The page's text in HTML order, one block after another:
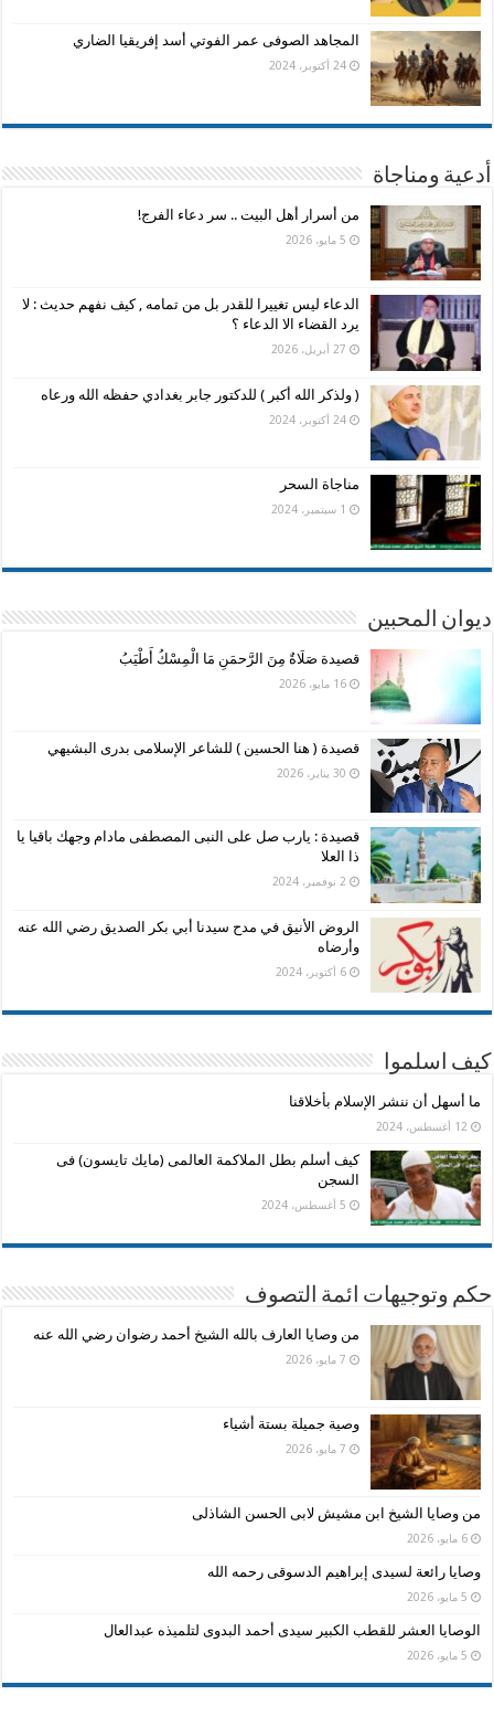
المجاهد الصوفى عمر الفوتي أسد إفريقيا الضاري
24 أكتوبر، 2024
أدعية ومناجاة
من أسرار أهل البيت .. سر دعاء الفرج!
5 مايو، 2026
الدعاء ليس تغييرا للقدر بل من تمامه , كيف نفهم حديث : لا
يرد القضاء الا الدعاء ؟
27 أبريل، 2026
( ولذكر الله أكبر ) للدكتور جابر بغدادي حفظه الله ورعاه
24 أكتوبر، 2024
مناجاة السحر
1 سبتمبر، 2024
ديوان المحبين
قصيدة صَلَاةٌ مِنَ الرَّحمَنِ مَا الْمِسْكُ أَطْيَبُ
16 مايو، 2026
قصيدة ( هنا الحسين ) للشاعر الإسلامى بدرى البشيهي
30 يناير، 2026
قصيدة : يارب صل على النبى المصطفى مادام وجهك باقيا يا
ذا العلا
2 نوفمبر، 2024
الروض الأنيق في مدح سيدنا أبي بكر الصديق رضي الله عنه
وأرضاه
6 أكتوبر، 2024
كيف اسلموا
ما أسهل أن ننشر الإسلام بأخلاقنا
12 أغسطس، 2024
كيف أسلم بطل الملاكمة العالمى (مايك تايسون) فى
السجن
5 أغسطس، 2024
حكم وتوجيهات ائمة التصوف
من وصايا العارف بالله الشيخ أحمد رضوان رضي الله عنه
7 مايو، 2026
وصية جميلة بستة أشياء
7 مايو، 2026
من وصايا الشيخ ابن مشيش لابى الحسن الشاذلى
6 مايو، 2026
وصايا رائعة لسيدى إبراهيم الدسوقى رحمه الله
5 مايو، 2026
الوصايا العشر للقطب الكبير سيدى أحمد البدوى لتلميذه عبدالعال
5 مايو، 2026